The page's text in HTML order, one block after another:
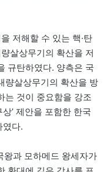
저해할 수 있는 핵·탄
살상무기의 확산을 저
규탄하였다. 양측은 국
량살상무기의 확산을 방
는 것이 중요함을 강조
’ 제안을 포함한 한국
였다.
과 모하메드 왕세자가